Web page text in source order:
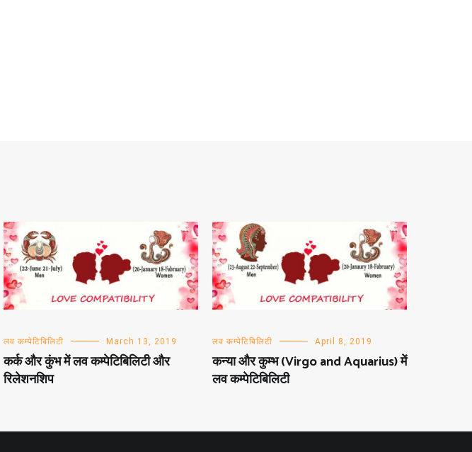
लव कम्पेटिबिलिटी March 13, 2019
कर्क और कुंभ में लव कम्पेटिबिलिटी और
रिलेशनशिप
लव कम्पेटिबिलिटी April 8, 2019
कन्या और कुम्भ (Virgo and Aquarius) में
लव कम्पेटिबिलिटी